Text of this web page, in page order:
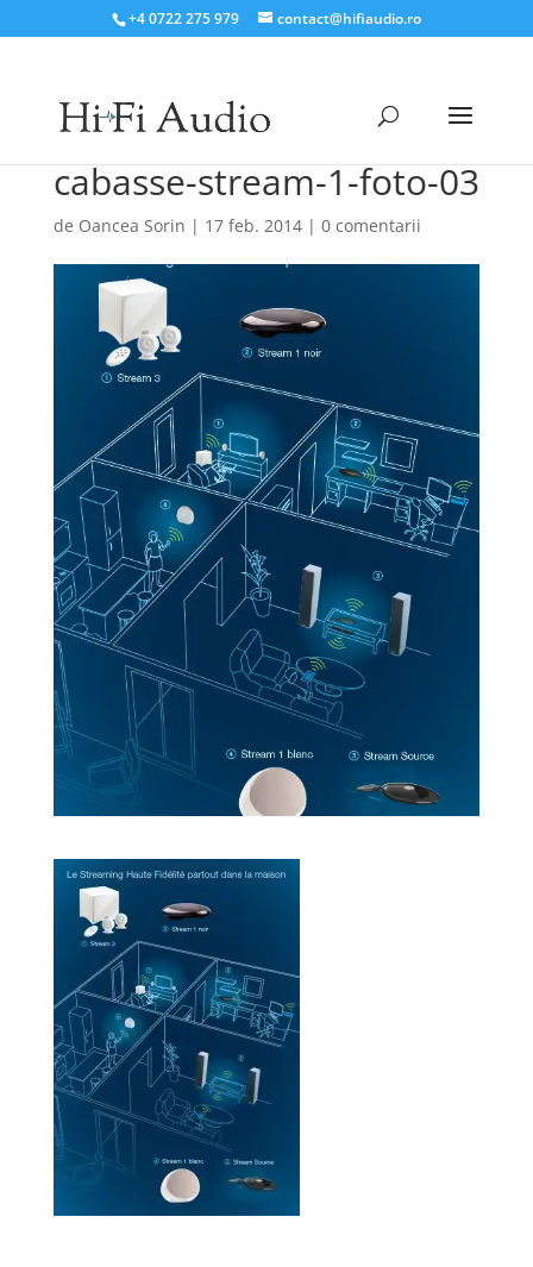
+4 0722 275 979 contact@hifiaudio.ro
cabasse-stream-1-foto-03
de Oancea Sorin | 17 feb. 2014| 0 comentarii